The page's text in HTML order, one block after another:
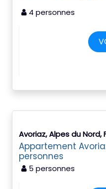
4 personnes
Avoriaz, Alpes du Nord,
Appartement
personnes
5 personnes